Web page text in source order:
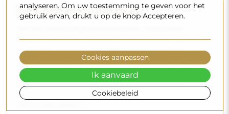
Reiniging en onderhoud
microvezeldoek en warm water. Als u kiest voor specifieke
producten, zorg er dan voor dat ze een neutrale pH
hebben (rond de 7). Vermijd krachtige reinigingsmiddelen
die azijn, ammoniak of sterke zuren bevatten – zo bewaart
u een mooie weerspiegeling gedurende vele jaren.
analyseren. Om uw toestemming te geven voor het
gebruik ervan, drukt u op de knop Accepteren.
Cookiebeleid
Cookies aanpassen
Ik aanvaard